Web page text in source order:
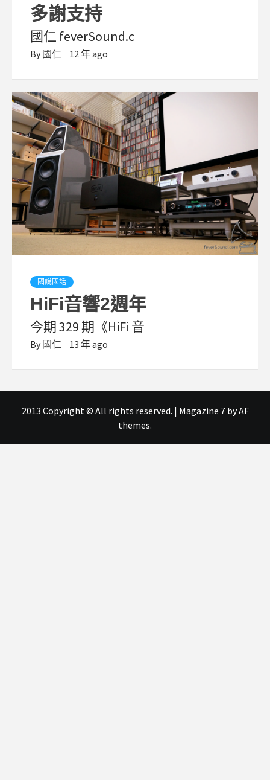
多謝支持
國仁 feverSound.c
By 國仁 12 年 ago
國說國話
HiFi音響2週年
今期 329 期《HiFi 音
By 國仁 13 年 ago
2013 Copyright © All rights reserved. | Magazine 7by AF
themes.